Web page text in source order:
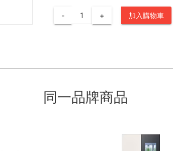
- + 加入購物車
同一品牌商品